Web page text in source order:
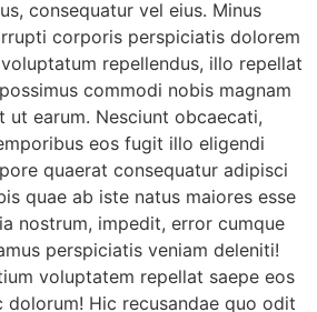
consequatur vel eius. Minus
corporis perspiciatis dolorem
repellendus, illo repellat
commodi nobis magnam
earum. Nesciunt obcaecati,
eos fugit illo eligendi
quaerat consequatur adipisci
quae ab iste natus maiores esse
nostrum, impedit, error cumque
perspiciatis veniam deleniti!
voluptatem repellat saepe eos
dolorum! Hic recusandae quo odit